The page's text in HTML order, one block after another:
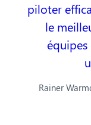
piloter
le
Rainer